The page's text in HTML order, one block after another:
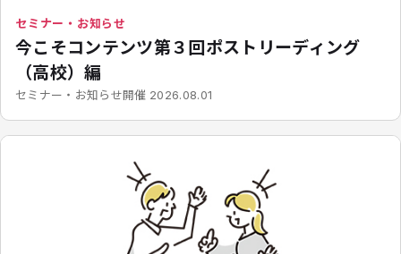
セミナー・お知らせ
今こそコンテンツ第３回ポストリーディング
（高校）編
セミナー・お知らせ開催 2026.08.01